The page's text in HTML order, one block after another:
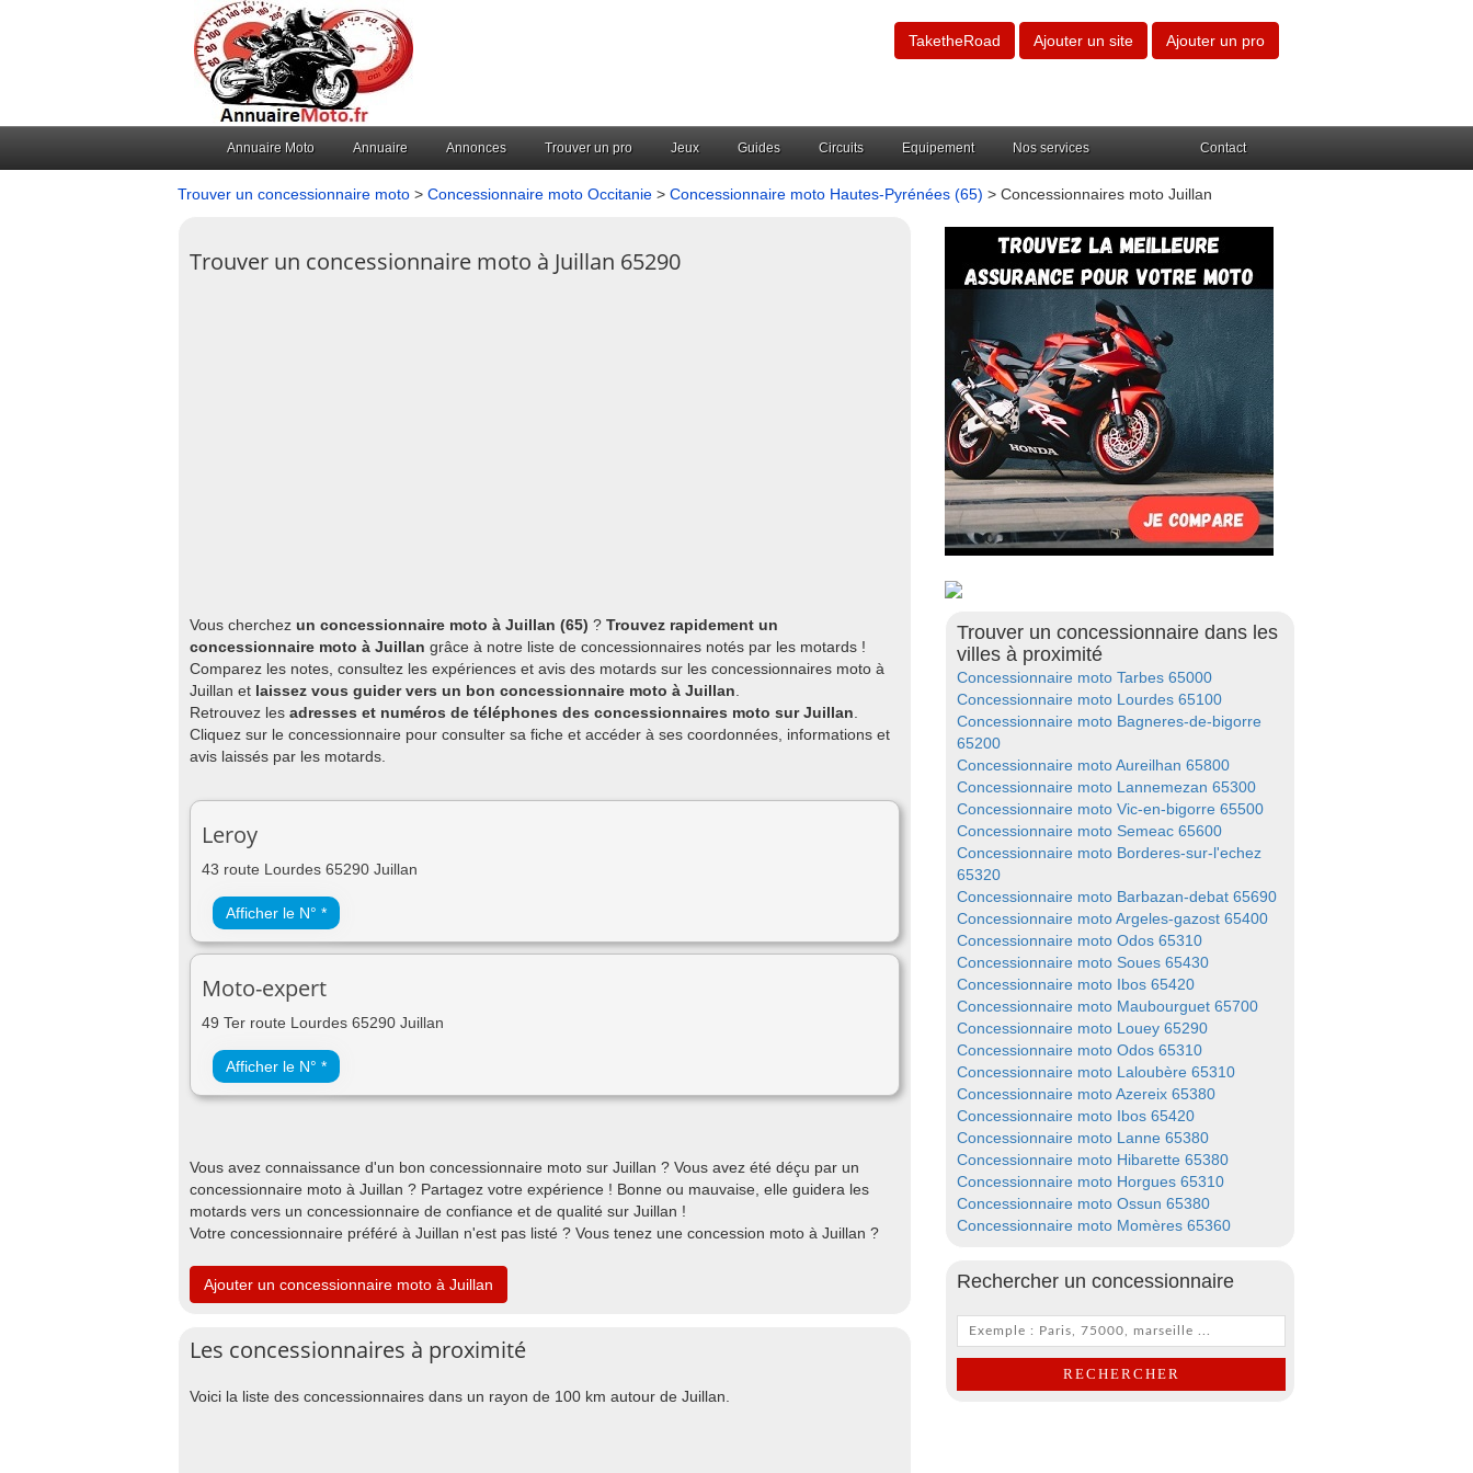
TaketheRoad Ajouter un site Ajouter un pro
Annuaire Moto Annuaire Annonces Trouver un pro Jeux Guides Circuits Equipement Nos services Contact
Trouver un concessionnaire moto > Concessionnaire moto Occitanie > Concessionnaire moto Hautes-Pyrénées (65) > Concessionnaires moto Juillan
Trouver un concessionnaire moto à Juillan 65290
Vous cherchez un concessionnaire moto à Juillan (65) ? Trouvez rapidement un
concessionnaire moto à Juillan grâce à notre liste de concessionnaires notés par les motards !
Comparez les notes, consultez les expériences et avis des motards sur les concessionnaires moto à
Juillan et laissez vous guider vers un bon concessionnaire moto à Juillan
Retrouvez les adresses et numéros de téléphones des concessionnaires moto sur Juillan
Cliquez sur le concessionnaire pour consulter sa fiche et accéder à ses coordonnées, informations et
avis laissés par les motards.
Leroy
43 route Lourdes 65290 Juillan
Afficher le N° *
Moto-expert
49 Ter route Lourdes 65290 Juillan
Afficher le N° *
Vous avez connaissance d'un bon concessionnaire moto sur Juillan ? Vous avez été déçu par un
concessionnaire moto à Juillan ? Partagez votre expérience ! Bonne ou mauvaise, elle guidera les
motards vers un concessionnaire de confiance et de qualité sur Juillan !
Votre concessionnaire préféré à Juillan n'est pas listé ? Vous tenez une concession moto à Juillan ?
Ajouter un concessionnaire moto à Juillan
Les concessionnaires à proximité
Voici la liste des concessionnaires dans un rayon de 100 km autour de Juillan.
Trouver un concessionnaire dans les
villes à proximité
Concessionnaire moto Tarbes 65000
Concessionnaire moto Lourdes 65100
Concessionnaire moto Bagneres-de-bigorre
65200
Concessionnaire moto Aureilhan 65800
Concessionnaire moto Lannemezan 65300
Concessionnaire moto Vic-en-bigorre 65500
Concessionnaire moto Semeac 65600
Concessionnaire moto Borderes-sur-l'echez
65320
Concessionnaire moto Barbazan-debat 65690
Concessionnaire moto Argeles-gazost 65400
Concessionnaire moto Odos 65310
Concessionnaire moto Soues 65430
Concessionnaire moto Ibos 65420
Concessionnaire moto Maubourguet 65700
Concessionnaire moto Louey 65290
Concessionnaire moto Odos 65310
Concessionnaire moto Laloubère 65310
Concessionnaire moto Azereix 65380
Concessionnaire moto Ibos 65420
Concessionnaire moto Lanne 65380
Concessionnaire moto Hibarette 65380
Concessionnaire moto Horgues 65310
Concessionnaire moto Ossun 65380
Concessionnaire moto Momères 65360
Rechercher un concessionnaire